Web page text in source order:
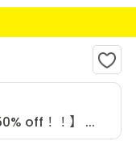
off！！】 ...